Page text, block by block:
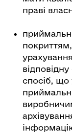
праві
спосіб,